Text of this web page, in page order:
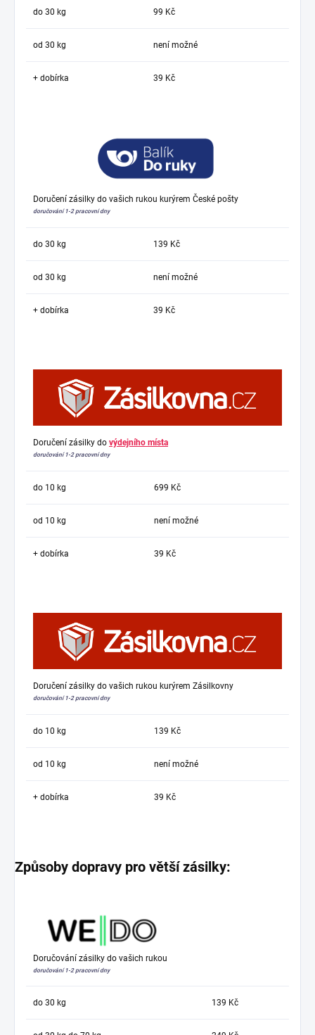
do 30 kg 99 Kč
od 30 kg není možné
+ dobírka 39 Kč
Doručení zásilky do vašich rukou kurýrem České pošty
doručování 1-2 pracovní dny
do 30 kg 139 Kč
od 30 kg není možné
+ dobírka 39 Kč
Doručení zásilky do výdejního místa
doručování 1-2 pracovní dny
do 10 kg 699 Kč
od 10 kg není možné
+ dobírka 39 Kč
Doručení zásilky do vašich rukou kurýrem Zásilkovny
doručování 1-2 pracovní dny
do 10 kg 139 Kč
od 10 kg není možné
+ dobírka 39 Kč
Způsoby dopravy pro větší zásilky:
Doručování zásilky do vašich rukou
doručování 1-2 pracovní dny
do 30 kg 139 Kč